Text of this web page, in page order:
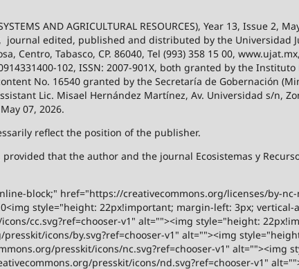
AND AGRICULTURAL RESOURCES), Year 13, Issue 2,
journal edited, published and distributed by the Universidad
Centro, Tabasco, CP. 86040, Tel (993) 358 15 00,
102, ISSN: 2007-901X, both granted by the
No. 16540 granted by the Secretaría de Gobernación
Lic. Misael Hernández Martínez, Av. Universidad s/n,
07, 2026.
reflect the position of the publisher.
that the author and the journal Ecosistemas y
block;" href="https://creativecommons.org/licenses/by-
style="height: 22px!important; margin-left: 3px;
cc.svg?ref=chooser-v1" alt=""><img style="height:
icons/by.svg?ref=chooser-v1" alt=""><img
presskit/icons/nc.svg?ref=chooser-v1" alt=""><img
presskit/icons/nd.svg?ref=chooser-v1"